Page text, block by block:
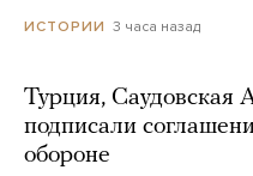
ИСТОРИИ 3 часа назад
Турция, Саудовская
подписали
обороне